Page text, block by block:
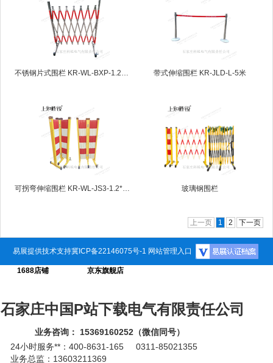
不锈钢片式围栏 KR-WL-BXP-1.2*2.5米 带式伸缩围栏 KR-JLD-L-5米
可拐弯伸缩围栏 KR-WL-JS3-1.2*5米 玻璃钢围栏
上一页 1 2 下一页
易展提供技术支持冀ICP备22146075号-1 网站管理入口
1688店铺 京东旗舰店
石家庄中国P站下载电气有限责任公司
业务咨询： 15369160252（微信同号）
24小时服务**：400-8631-165 0311-85021355
业务总监：13603211369